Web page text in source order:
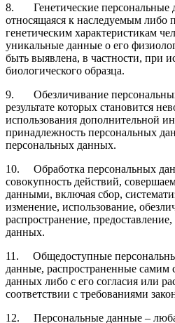
8. Генетические персональные
относящаяся к наследуемым либо
генетическим характеристикам
уникальные данные о его
быть выявлена, в частности, при
биологического образца.
9. Обезличивание
результате которых становится
использования дополнительной
принадлежность персональных
персональных данных.
10. Обработка персональных
совокупность действий,
данными, включая сбор,
изменение, использование,
распространение,
данных.
11. Общедоступные
данные, распространенные самим
данных либо с его согласия или
соответствии с требованиями
12. Персональные данные –